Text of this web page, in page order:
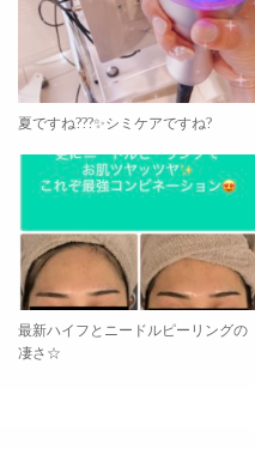
夏ですね???✨シミケアですね?
最新ハイフとニードルピーリングの
凄さ☆